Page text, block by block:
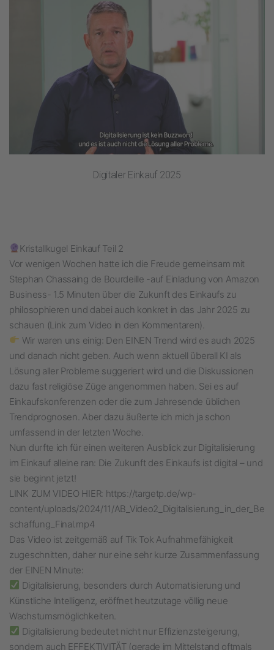
Digitaler Einkauf 2025
Kristallkugel Einkauf Teil 2
Vor wenigen Wochen hatte ich die Freude gemeinsam mit
Stephan Chassaing de Bourdeille -auf Einladung von Amazon
Business- 1.5 Minuten über die Zukunft des Einkaufs zu
philosophieren und dabei auch konkret in das Jahr 2025 zu
schauen (Link zum Video in den Kommentaren).
Wir waren uns einig: Den EINEN Trend wird es auch 2025
und danach nicht geben. Auch wenn aktuell überall KI als
Lösung aller Probleme suggeriert wird und die Diskussionen
dazu fast religiöse Züge angenommen haben. Sei es auf
Einkaufskonferenzen oder die zum Jahresende üblichen
Trendprognosen. Aber dazu äußerte ich mich ja schon
umfassend in der letzten Woche.
Nun durfte ich für einen weiteren Ausblick zur Digitalisierung
im Einkauf alleine ran: Die Zukunft des Einkaufs ist digital – und
sie beginnt jetzt!
LINK ZUM VIDEO HIER: https://targetp.de/wp-
content/uploads/2024/11/AB_Video2_Digitalisierung_in_der_Be
schaffung_Final.mp4
Das Video ist zeitgemäß auf Tik Tok Aufnahmefähigkeit
zugeschnitten, daher nur eine sehr kurze Zusammenfassung
der EINEN Minute:
Digitalisierung, besonders durch Automatisierung und
Künstliche Intelligenz, eröffnet heutzutage völlig neue
Wachstumsmöglichkeiten.
Digitalisierung bedeutet nicht nur Effizienzsteigerung,
sondern auch EFFEKTIVITÄT (gerade im Mittelstand oftmals